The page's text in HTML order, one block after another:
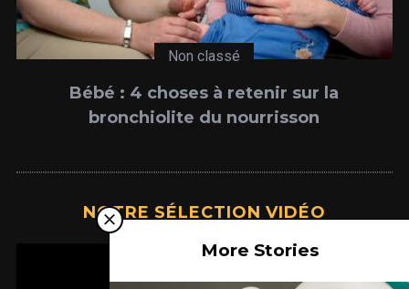
More Stories
Non classé
Bébé : 4 choses à retenir sur la
bronchiolite du nourrisson
NOTRE SÉLECTION VIDÉO